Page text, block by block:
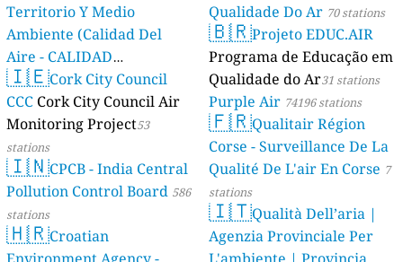
Territorio Y Medio
Ambiente (Calidad Del
Aire - CALIDAD
AMBIENTAL) 23 stations
🇮🇪Cork City Council
CCC Cork City Council Air
Monitoring Project53
stations
🇮🇳CPCB - India Central
Pollution Control Board 586
stations
🇭🇷Croatian
Qualidade Do Ar 70 stations
🇧🇷Projeto EDUC.AIR
Programa de Educação em
Qualidade do Ar31 stations
Purple Air 74196 stations
🇫🇷Qualitair Région
Corse - Surveillance De La
Qualité De L'air En Corse 7
stations
🇮🇹Qualità Dell’aria |
Agenzia Provinciale Per